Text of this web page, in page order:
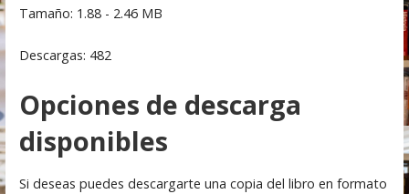
Tamaño: 1.88 - 2.46 MB
Descargas: 482
Opciones de descarga
disponibles
Si deseas puedes descargarte una copia del libro en formato